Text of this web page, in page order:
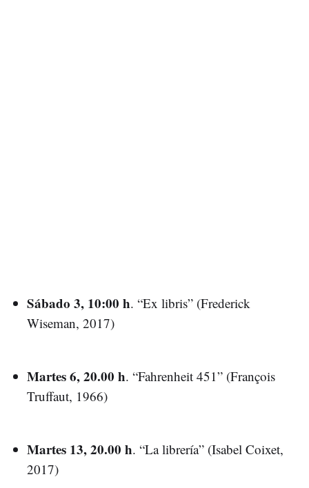
Sábado 3, 10:00 h. “Ex libris” (Frederick
Wiseman, 2017)
Martes 6, 20.00 h. “Fahrenheit 451” (François
Truffaut, 1966)
Martes 13, 20.00 h. “La librería” (Isabel Coixet,
2017)